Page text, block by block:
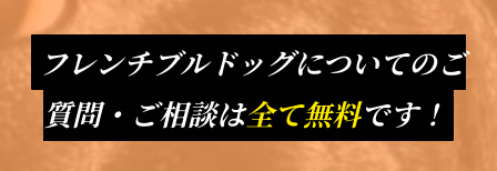
フレンチブルドッグについてのご
質問・ご相談は全て無料です！